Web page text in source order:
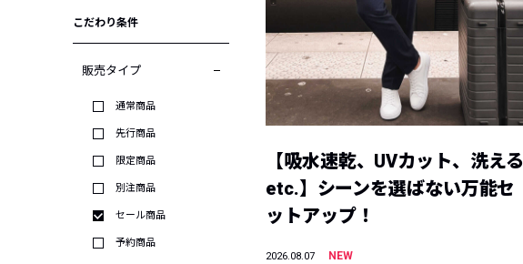
こだわり条件
販売タイプ
通常商品
先行商品
限定商品
別注商品
セール商品
予約商品
【吸水速乾、UVカット、洗える
etc.】シーンを選ばない万能セ
ットアップ！
2026.08.07
NEW